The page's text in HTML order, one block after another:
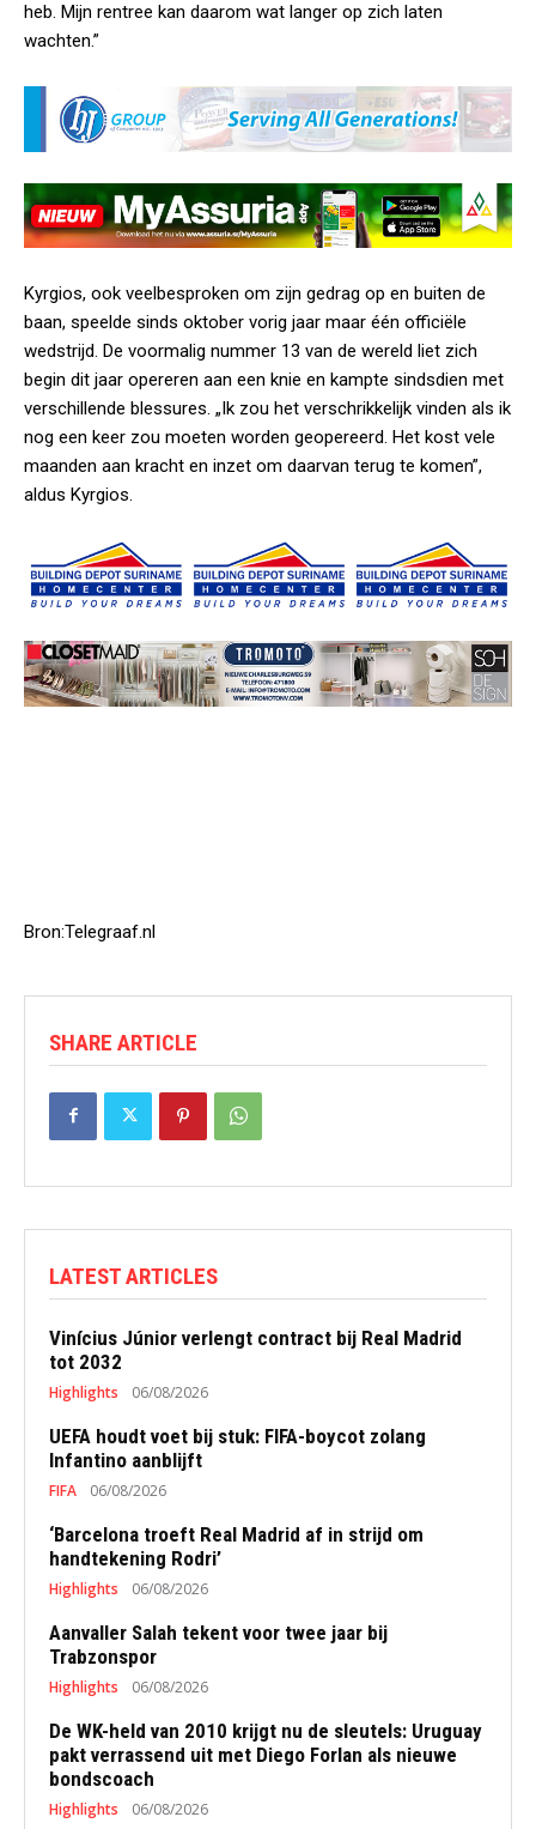
heb. Mijn rentree kan daarom wat langer op zich laten
wachten.”
Kyrgios, ook veelbesproken om zijn gedrag op en buiten de
baan, speelde sinds oktober vorig jaar maar één officiële
wedstrijd. De voormalig nummer 13 van de wereld liet zich
begin dit jaar opereren aan een knie en kampte sindsdien met
verschillende blessures. „Ik zou het verschrikkelijk vinden als ik
nog een keer zou moeten worden geopereerd. Het kost vele
maanden aan kracht en inzet om daarvan terug te komen”,
aldus Kyrgios.
Bron:Telegraaf.nl
SHARE ARTICLE
LATEST ARTICLES
Vinícius Júnior verlengt contract bij Real Madrid
tot 2032
Highlights 06/08/2026
UEFA houdt voet bij stuk: FIFA-boycot zolang
Infantino aanblijft
FIFA 06/08/2026
‘Barcelona troeft Real Madrid af in strijd om
handtekening Rodri’
Highlights 06/08/2026
Aanvaller Salah tekent voor twee jaar bij
Trabzonspor
Highlights 06/08/2026
De WK-held van 2010 krijgt nu de sleutels: Uruguay
pakt verrassend uit met Diego Forlan als nieuwe
bondscoach
Highlights 06/08/2026